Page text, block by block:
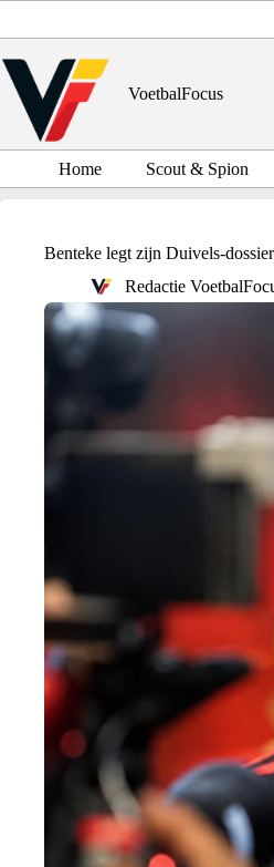
inhoud
VoetbalFocus
Home Scout & Spion
Benteke legt zijn Duivels-
Redactie